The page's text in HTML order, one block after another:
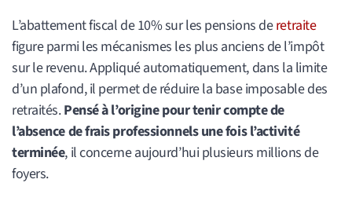
L’abattement fiscal de 10% sur les pensions deretraite
figure parmi les mécanismes les plus anciens de l’impôt
sur le revenu. Appliqué automatiquement, dans la limite
d’un plafond, il permet de réduire la base imposable des
retraités.Pensé à l’origine pour tenir compte de
l’absence de frais professionnels une fois l’activité
terminée, il concerne aujourd’hui plusieurs millions de
foyers.